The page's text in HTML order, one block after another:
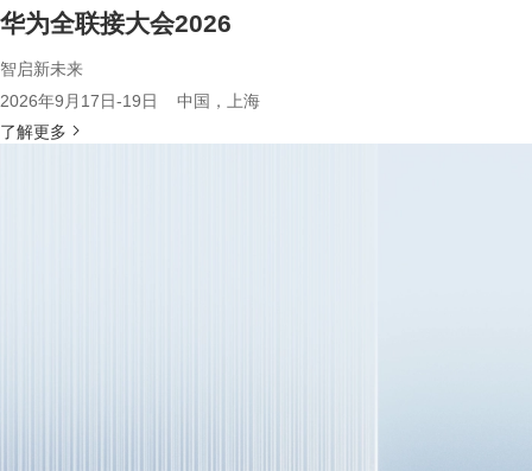
华为全联接大会2026
智启新未来
2026年9月17日-19日 中国，上海
了解更多